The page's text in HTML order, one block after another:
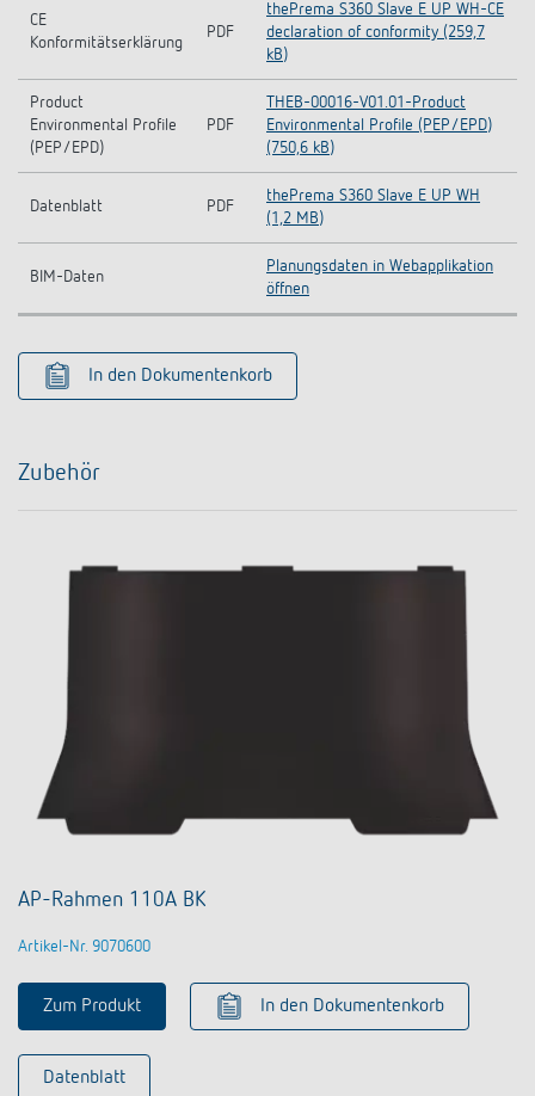
CE
Konformitätserklärung
PDF
thePrema S360 Slave E UP WH-CE
declaration of conformity (259,7
kB)
Product
Environmental Profile
(PEP/EPD)
PDF
THEB-00016-V01.01-Product
Environmental Profile (PEP/EPD)
(750,6 kB)
Datenblatt PDF
thePrema S360 Slave E UP WH
(1,2 MB)
BIM-Daten
Planungsdaten in Webapplikation
öffnen
In den Dokumentenkorb
Zubehör
AP-Rahmen 110A BK
Artikel-Nr. 9070600
Zum Produkt In den Dokumentenkorb
Datenblatt